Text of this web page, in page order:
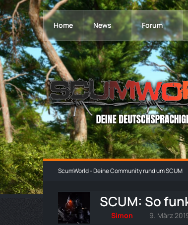
Home News Forum
ScumWorld - Deine Community rund um SCUM
SCUM: So
Simon 9. März